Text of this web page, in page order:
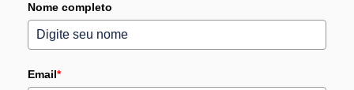
Nome completo
Email*